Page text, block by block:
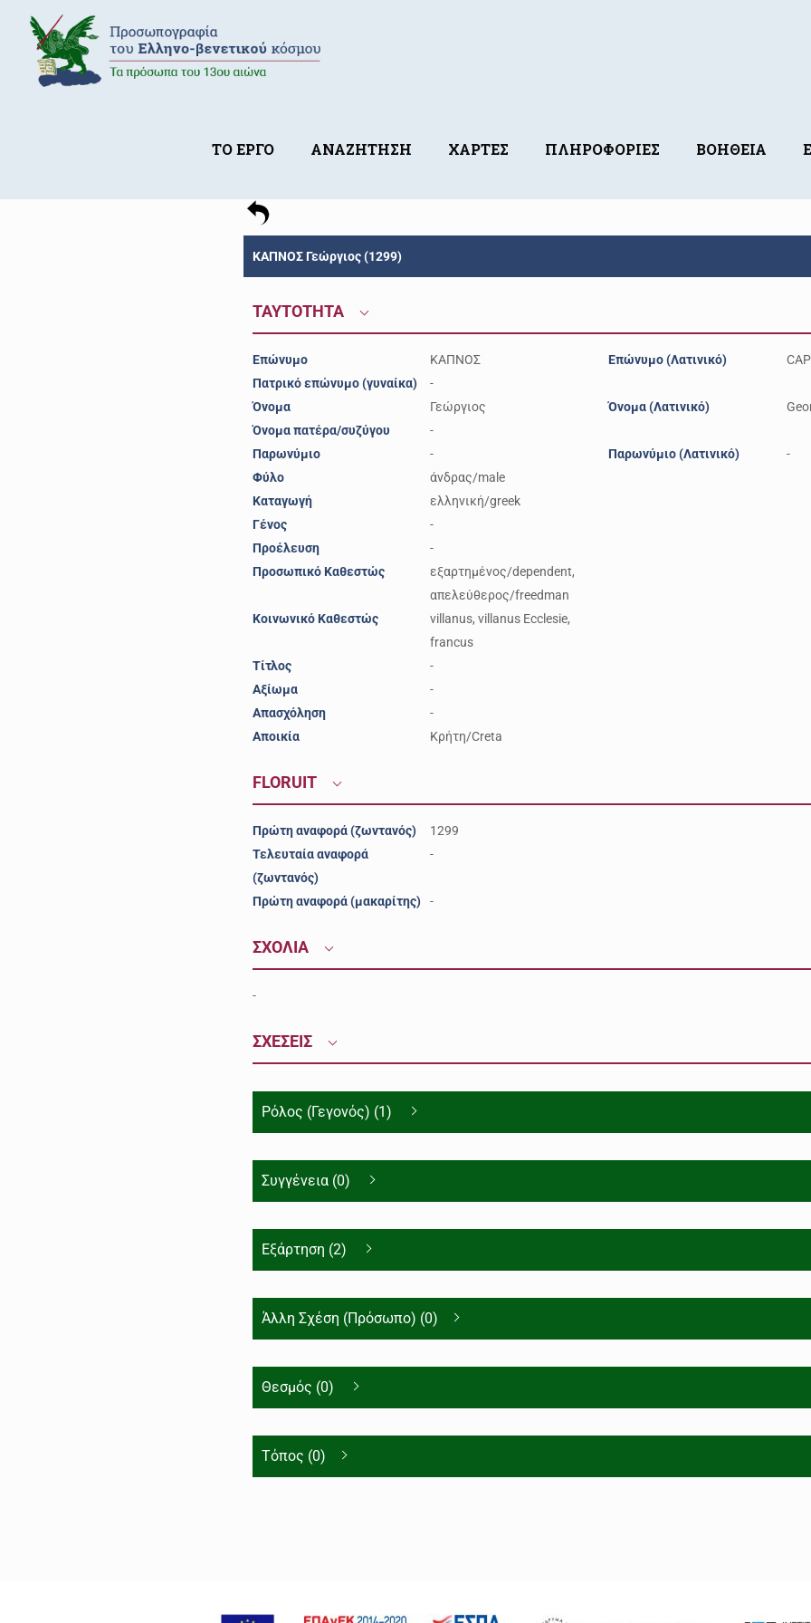
ΤΟ ΕΡΓΟ ΑΝΑΖΗΤΗΣΗ ΧΑΡΤΕΣ ΠΛΗΡΟΦΟΡΙΕΣ ΒΟΗΘΕΙΑ
ΚΑΠΝΟΣ Γεώργιος (1299)
ΤΑΥΤΟΤΗΤΑ
Επώνυμο
ΚΑΠΝΟΣ
Πατρικό επώνυμο (γυναίκα)
-
Όνομα
Γεώργιος
Όνομα πατέρα/συζύγου
-
Παρωνύμιο
-
Φύλο
άνδρας/male
Καταγωγή
ελληνική/greek
Γένος
-
Προέλευση
-
Προσωπικό Καθεστώς
εξαρτημένος/dependent,
απελεύθερος/freedman
Κοινωνικό Καθεστώς
villanus, villanus Ecclesie,
francus
Τίτλος
-
Αξίωμα
-
Απασχόληση
-
Αποικία
Κρήτη/Creta
Επώνυμο (Λατινικό)
Όνομα (Λατινικό)
Παρωνύμιο (Λατινικό) -
FLORUIT
Πρώτη αναφορά (ζωντανός)
1299
Τελευταία αναφορά
(ζωντανός)
-
Πρώτη αναφορά (μακαρίτης) -
ΣΧΟΛΙΑ
-
ΣΧΕΣΕΙΣ
Ρόλος (Γεγονός) (1)
Συγγένεια (0)
Εξάρτηση (2)
Άλλη Σχέση (Πρόσωπο) (0)
Θεσμός (0)
Τόπος (0)